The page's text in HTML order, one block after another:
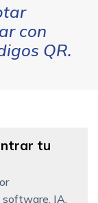
con
QR.
tu
IA,